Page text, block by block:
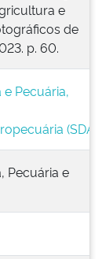
e
de
p. 60.
Pecuária,
(SDA)
Pecuária e